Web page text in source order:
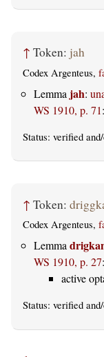
↑ Token: jah
Codex Argenteus,
Lemma jah:
WS 1910, p. 71:
Status: verified
↑ Token:
Codex Argenteus,
Lemma
WS 1910, p. 27:
active
Status: verified